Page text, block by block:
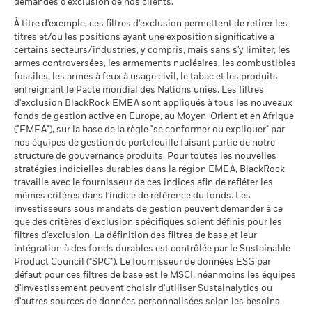
2016 2017 2018
Rendement
total (%)
Indice de
référence
(%) USD
Les chiffres indiqués se rapportent aux performances
passées.
Les performances passées ne sont pas un indicateur
fiable des performances futures. Les marchés pourraient
évoluer très différemment. Ceci peut vous aider à évaluer la
façon dont le fonds a été géré dans le passé.
La performance est indiquée sur la base de la Valeur nette
d’inventaire (VNI), avec le revenu brut réinvesti le cas échéant.
Le rendement de votre investissement peut augmenter ou
diminuer en raison des fluctuations des devises si votre
investissement est effectué dans une devise autre que celle
utilisée dans le calcul des performances passées. Source :
Blackrock
Collateral (% du prêt)
Les informations du tableau de synthèse du prêt ne sont pas
communiquées pour les fonds qui pratiquent le prêt de titres
depuis moins de 12 mois.
BlackRock a pour politique de communiquer les informations
relatives aux performances tous les trimestres, dans un délai
d'un mois. Concrètement, cela signifie que les performances
entre le 01/01/2019 et le 31/12/2019 pourront être rendues
publiques à compter du 01/02/2020.
Le pourcentage de prêt maximum peut varier à la hausse ou à
la baisse au fil du temps.
L’activité de prêt de titres comporte un risque de perte si
l'emprunteur fait défaut avant que les titres ne soient
restitués et si, en raison des mouvements du marché, la valeur
des garanties détenues a baissé et/ou la valeur des titres
prêtés a augmenté.
Favorable
Ce que vous pourriez obtenir après
Rendement annuel moyen
Le scénario de tension montre ce que vous pourriez obtenir
dans des situations de marché extrêmes.
Pointage de qualité ESG
MSCI (0-10)
au 17/juil./2026
6,98
Classification mondiale des
fonds selon Lipper
au 17/juil./2026
Equity Global
Moyenne pondérée de
l'intensité carbone MSCI
(tonnes de CO2e/M$ de
au 17/juil./2026
53,52
MSCI Implied Temperature
Rise (0-3,0+ °C)
au 17/juil./2026
> 2,0-2,5 °C
% des avoirs à l'égard
desquels des données ESG
MSCI
au 17/juil./2026
99,97
Pointage de qualité ESG
51,71
iShares III plc - Prospectus (English)
iShares III plc - Prospectus (French -
Belgium^France)
iShares III plc - Prospectus (German -
Belgium^France)
Voir tous les documents
demandes d'exclusion de nos clients.
À titre d'exemple, ces filtres d'exclusion permettent de retirer les
titres et/ou les positions ayant une exposition significative à
certains secteurs/industries, y compris, mais sans s'y limiter, les
armes controversées, les armements nucléaires, les combustibles
fossiles, les armes à feux à usage civil, le tabac et les produits
enfreignant le Pacte mondial des Nations unies. Les filtres
d'exclusion BlackRock EMEA sont appliqués à tous les nouveaux
fonds de gestion active en Europe, au Moyen-Orient et en Afrique
("EMEA"), sur la base de la règle "se conformer ou expliquer" par
nos équipes de gestion de portefeuille faisant partie de notre
structure de gouvernance produits. Pour toutes les nouvelles
stratégies indicielles durables dans la région EMEA, BlackRock
travaille avec le fournisseur de ces indices afin de refléter les
mêmes critères dans l'indice de référence du fonds. Les
investisseurs sous mandats de gestion peuvent demander à ce
que des critères d'exclusion spécifiques soient définis pour les
filtres d'exclusion. La définition des filtres de base et leur
intégration à des fonds durables est contrôlée par le Sustainable
Product Council ("SPC"). Le fournisseur de données ESG par
défaut pour ces filtres de base est le MSCI, néanmoins les équipes
d'investissement peuvent choisir d'utiliser Sustainalytics ou
d'autres sources de données personnalisées selon les besoins.